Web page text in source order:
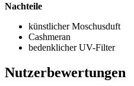
Nachteile
künstlicher Moschusduft
Cashmeran
bedenklicher UV-Filter
Nutzerbewertungen